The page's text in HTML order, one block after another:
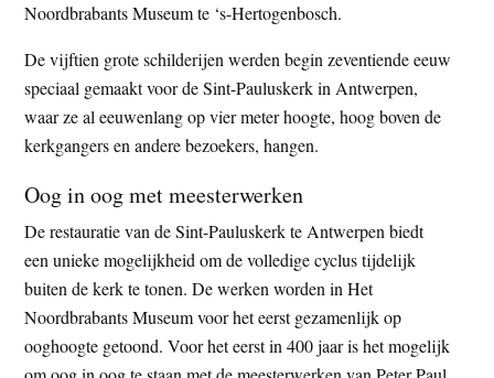
Noordbrabants Museum te ‘s-Hertogenbosch.
De vijftien grote schilderijen werden begin zeventiende eeuw
speciaal gemaakt voor de Sint-Pauluskerk in Antwerpen,
waar ze al eeuwenlang op vier meter hoogte, hoog boven de
kerkgangers en andere bezoekers, hangen.
Oog in oog met meesterwerken
De restauratie van de Sint-Pauluskerk te Antwerpen biedt
een unieke mogelijkheid om de volledige cyclus tijdelijk
buiten de kerk te tonen. De werken worden in Het
Noordbrabants Museum voor het eerst gezamenlijk op
ooghoogte getoond. Voor het eerst in 400 jaar is het mogelijk